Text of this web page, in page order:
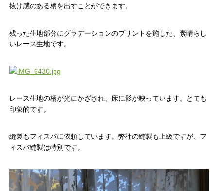
抜け感のある柄を出すことができます。
残った生地部分にグラデーションのプリントを施した、素晴らし
いレース生地です。
レース生地の柄が光にかざされ、床に影が映っています。とても
印象的です。
縫製もフィスバに依頼しています。弊社の縫製も上級ですが、フ
ィスバ縫製は特別です。